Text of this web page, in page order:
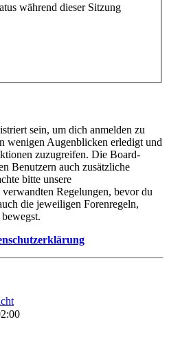
während dieser Sitzung
sein, um dich anmelden zu
wenigen Augenblicken erledigt und
zuzugreifen. Die Board-
Benutzern auch zusätzliche
bitte unsere
Regelungen, bevor du
die jeweiligen Forenregeln,